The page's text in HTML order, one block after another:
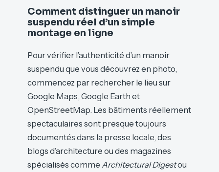
Comment distinguer un manoir
suspendu réel d’un simple
montage en ligne
Pour vérifier l’authenticité d’un manoir
suspendu que vous découvrez en photo,
commencez par rechercher le lieu sur
Google Maps, Google Earth et
OpenStreetMap. Les bâtiments réellement
spectaculaires sont presque toujours
documentés dans la presse locale, des
blogs d’architecture ou des magazines
spécialisés comme Architectural Digestou